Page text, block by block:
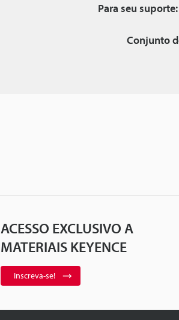
Para seu suporte:
Conjunto
ACESSO EXCLUSIVO A
MATERIAIS KEYENCE
Inscreva-se!